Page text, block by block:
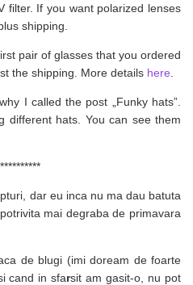
filter. If you want polarized lenses
shipping.
pair of glasses that you ordered
the shipping. More details here
I called the post „Funky hats”.
different hats. You can see them
dar eu inca nu ma dau batuta
mai degraba de primavara
de blugi (imi doream de foarte
cand in sfarsit am gasit-o, nu pot